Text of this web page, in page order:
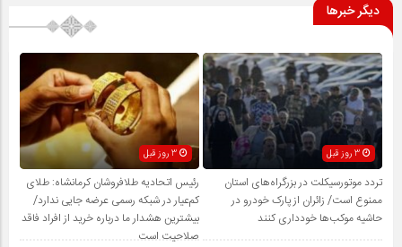
دیگر خبرها
3 روز قبل
تردد موتورسیکلت در بزرگراه‌های استان
ممنوع است/ زائران از پارک خودرو در
حاشیه موکب‌ها خودداری کنند
رئیس اتحادیه طلافروشان کرمانشاه: طلای
کم‌عیار در شبکه رسمی عرضه جایی ندارد/
بیشترین هشدار ما درباره خرید از افراد فاقد
صلاحیت است